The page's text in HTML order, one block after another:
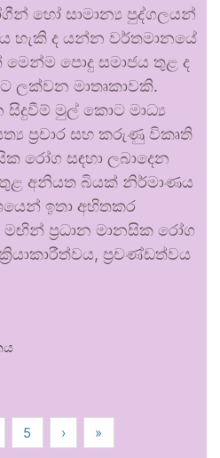
හෝ සාමාන්‍ය පුද්ගලයන්
හැකි ද යන්න වර්තමානයේ
පොදු සමාජය තුළ ද
ලක්වන මාතෘකාවකි.
මුල් කොට මාධ්‍ය
ප්‍රචාර සහ කරුණු විකෘති
රෝග සඳහා ලබාදෙන
අනියත බියක් නිර්මාණය
ඉතා අහිතකර
ප්‍රධාන මානසික රෝග
ප්‍රචණ්ඩත්වය
5 › »